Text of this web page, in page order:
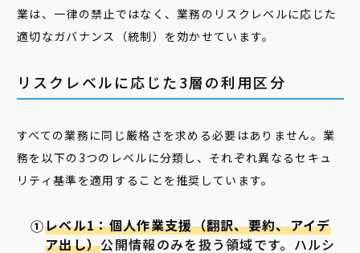
業は、一律の禁止ではなく、業務のリスクレベルに応じた
適切なガバナンス（統制）を効かせています。
リスクレベルに応じた3層の利用区分
すべての業務に同じ厳格さを求める必要はありません。業
務を以下の3つのレベルに分類し、それぞれ異なるセキュ
リティ基準を適用することを推奨しています。
レベル1：個人作業支援（翻訳、要約、アイデ
ア出し）公開情報のみを扱う領域です。ハルシ